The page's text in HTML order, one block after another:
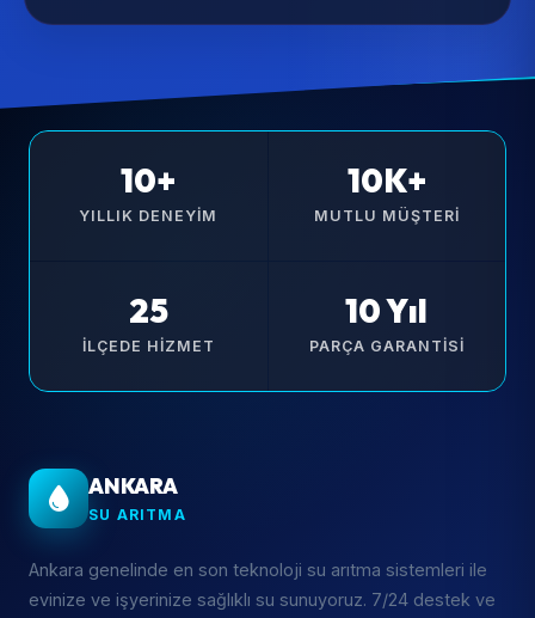
10+
YILLIK DENEYIM
10K+
MUTLU MÜŞTERI
25
İLÇEDE HIZMET
10 Yıl
PARÇA GARANTISI
ANKARA
SU ARITMA
Ankara genelinde en son teknoloji su arıtma sistemleri ile
evinize ve işyerinize sağlıklı su sunuyoruz. 7/24 destek ve